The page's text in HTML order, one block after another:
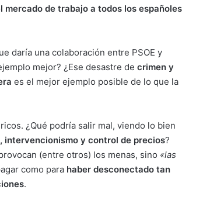
mercado de trabajo a todos los españoles
daría una colaboración entre PSOE y
mejor? ¿Ese desastre de crimen y
es el mejor ejemplo posible de lo que la
¿Qué podría salir mal, viendo lo bien
intervencionismo y control de precios?
(entre otros) los menas, sino «las
como para haber desconectado tan
.